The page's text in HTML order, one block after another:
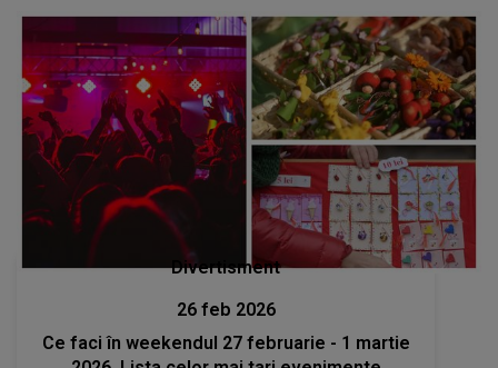
Divertisment
26 feb 2026
Ce faci în weekendul 27 februarie - 1 martie